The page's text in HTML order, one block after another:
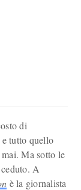
di
tutto quello
Ma sotto le
A
è la giornalista